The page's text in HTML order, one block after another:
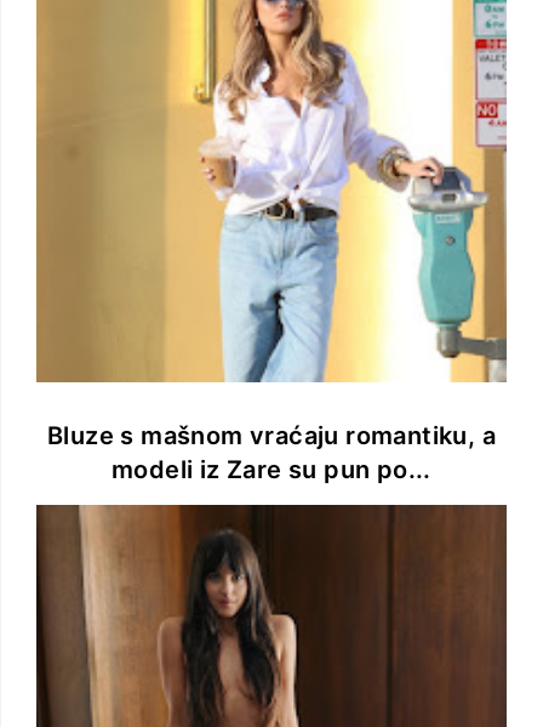
Bluze s mašnom vraćaju romantiku, a
modeli iz Zare su pun po...